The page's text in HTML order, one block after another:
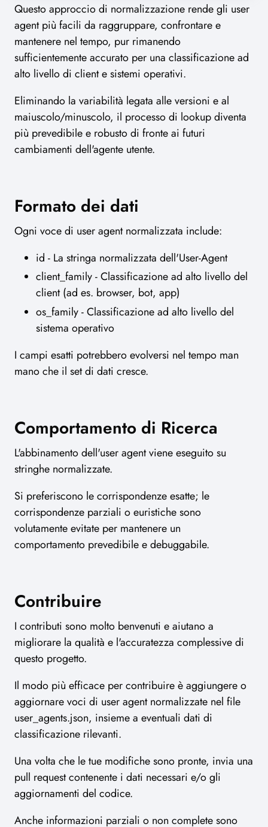
Questo approccio di normalizzazione rende gli user
agent più facili da raggruppare, confrontare e
mantenere nel tempo, pur rimanendo
sufficientemente accurato per una classificazione ad
alto livello di client e sistemi operativi.
Eliminando la variabilità legata alle versioni e al
maiuscolo/minuscolo, il processo di lookup diventa
più prevedibile e robusto di fronte ai futuri
cambiamenti dell'agente utente.
Formato dei dati
Ogni voce di user agent normalizzata include:
id - La stringa normalizzata dell'User-Agent
client_family - Classificazione ad alto livello del
client (ad es. browser, bot, app)
os_family - Classificazione ad alto livello del
sistema operativo
I campi esatti potrebbero evolversi nel tempo man
mano che il set di dati cresce.
Comportamento di Ricerca
L'abbinamento dell'user agent viene eseguito su
stringhe normalizzate.
Si preferiscono le corrispondenze esatte; le
corrispondenze parziali o euristiche sono
volutamente evitate per mantenere un
comportamento prevedibile e debuggabile.
Contribuire
I contributi sono molto benvenuti e aiutano a
migliorare la qualità e l'accuratezza complessive di
questo progetto.
Il modo più efficace per contribuire è aggiungere o
aggiornare voci di user agent normalizzate nel file
user_agents.json, insieme a eventuali dati di
classificazione rilevanti.
Una volta che le tue modifiche sono pronte, invia una
pull request contenente i dati necessari e/o gli
aggiornamenti del codice.
Anche informazioni parziali o non complete sono